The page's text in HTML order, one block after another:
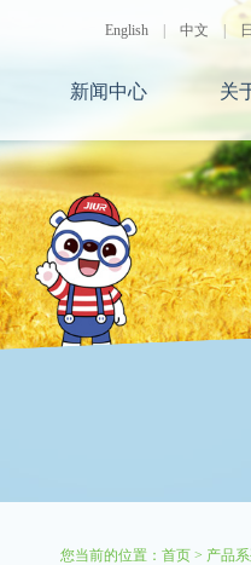
English 中文
新闻中心 关
您当前的位置： 首页 > 产品系